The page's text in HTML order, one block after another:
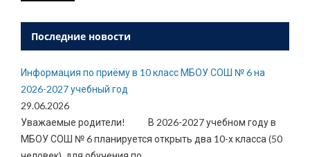
Последние новости
Информация по приёму в 10 класс МБОУ СОШ № 6 на
2026-2027 учебный год
29.06.2026
Уважаемые родители! В 2026-2027 учебном году в
МБОУ СОШ № 6 планируется открыть два 10-х класса (50